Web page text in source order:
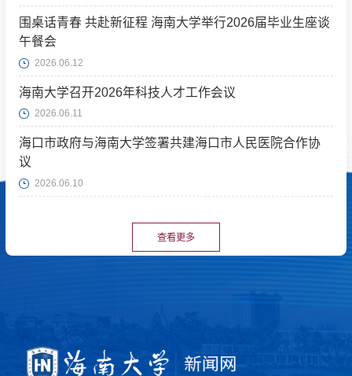
围桌话青春 共赴新征程 海南大学举行2026届毕业生座谈
午餐会
2026.06.12
海南大学召开2026年科技人才工作会议
2026.06.11
海口市政府与海南大学签署共建海口市人民医院合作协
议
2026.06.10
查看更多